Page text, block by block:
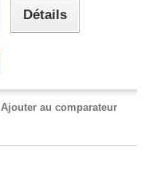
Détails
Ajouter au comparateur